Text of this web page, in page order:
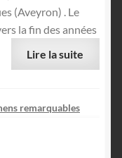
(Aveyron) . Le
la fin des années
Lire la suite
remarquables